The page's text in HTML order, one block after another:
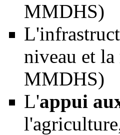
MMDHS)
niveau et
MMDHS)
L'appui